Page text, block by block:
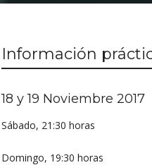
Información
18 y 19 Noviembre 2017
Sábado, 21:30 horas
Domingo, 19:30 horas